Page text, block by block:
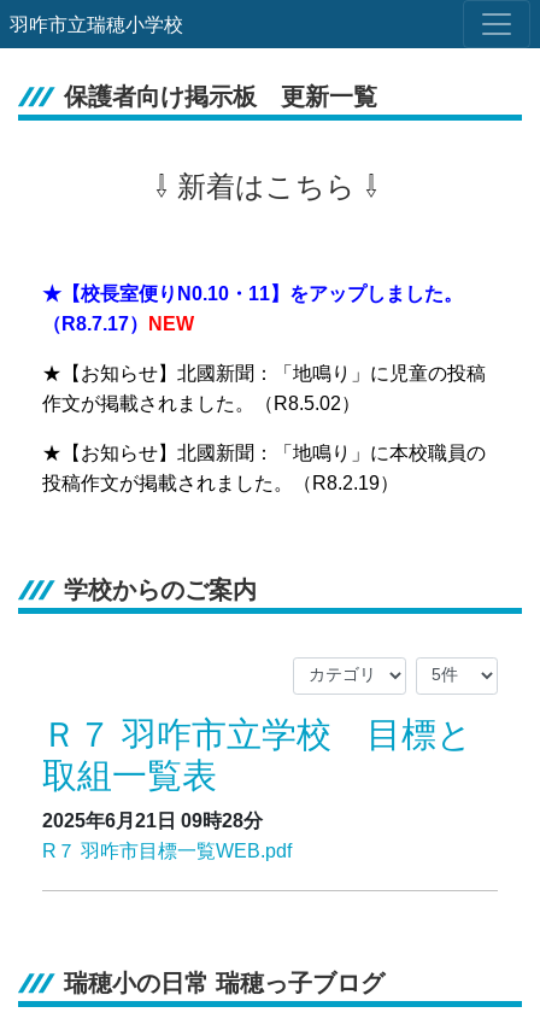
羽咋市立瑞穂小学校
保護者向け掲示板 更新一覧
⇩ 新着はこちら ⇩
★【校長室便り N0.10・11】をアップしました。
（R8.7.17）
NEW
★【お知らせ】北國新聞：「地鳴り」に児童の投稿
作文が掲載されました。（R8.5.02）
★【お知らせ】北國新聞：「地鳴り」に本校職員の
投稿作文が掲載されました。（R8.2.19）
学校からのご案内
Ｒ７ 羽咋市立学校 目標と
取組一覧表
2025年6月21日 09時28分
R７ 羽咋市目標一覧WEB.pdf
瑞穂小の日常 瑞穂っ子ブログ